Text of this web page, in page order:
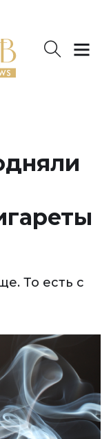
То есть с